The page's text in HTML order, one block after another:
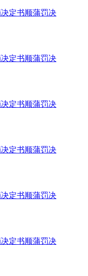
定书顺蒲罚决
定书顺蒲罚决
定书顺蒲罚决
定书顺蒲罚决
定书顺蒲罚决
定书顺蒲罚决